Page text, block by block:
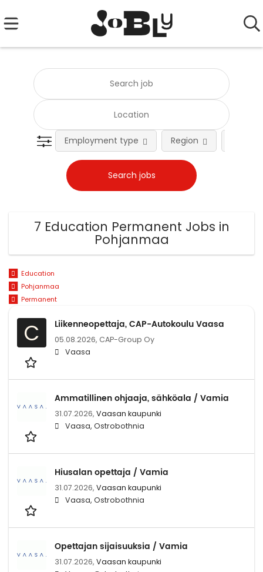
Employment type Region
7 Education Permanent Jobs in
Pohjanmaa
Education
Pohjanmaa
Permanent
C Liikenneopettaja, CAP-Autokoulu Vaasa
05.08.2026, CAP-Group Oy
Vaasa
Ammatillinen ohjaaja, sähköala / Vamia
31.07.2026, Vaasan kaupunki
Vaasa, Ostrobothnia
Hiusalan opettaja / Vamia
31.07.2026, Vaasan kaupunki
Vaasa, Ostrobothnia
Opettajan sijaisuuksia / Vamia
31.07.2026, Vaasan kaupunki